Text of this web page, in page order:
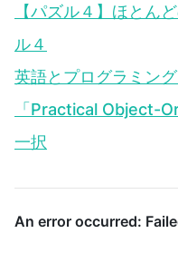
【パズル４】ほとん
ル４
英語とプログラミン
「Practical Object-
一択